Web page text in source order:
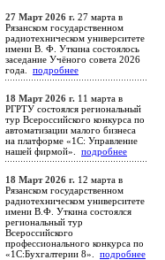
27 Март 2026 г. 27 марта в
Рязанском государственном
радиотехническом университете
имени В. Ф. Уткина состоялось
заседание Учёного совета 2026
года. подробнее
18 Март 2026 г. 11 марта в
РГРТУ состоялся региональный
тур Всероссийского конкурса по
автоматизации малого бизнеса
на платформе «1С: Управление
нашей фирмой». подробнее
18 Март 2026 г. 12 марта в
Рязанском государственном
радиотехническом университете
имени В.Ф. Уткина состоялся
региональный тур
Всероссийского
профессионального конкурса по
«1С:Бухгалтерии 8». подробнее